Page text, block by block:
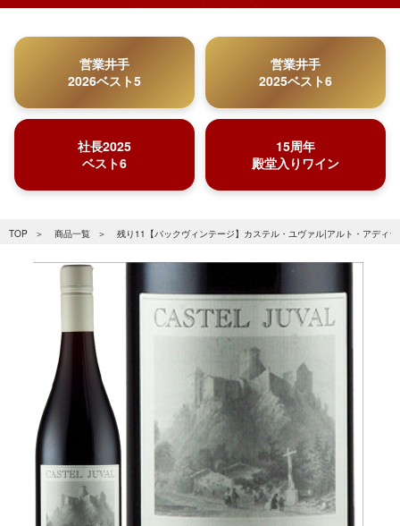
営業井手
2026ベスト5
営業井手
2025ベスト6
社長2025
ベスト6
15周年
殿堂入りワイン
TOP 商品一覧 残り11【バックヴィンテージ】カステル・ユヴァル|アルト・アディ